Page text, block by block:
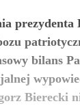
prezydenta
bilans
Bierecki